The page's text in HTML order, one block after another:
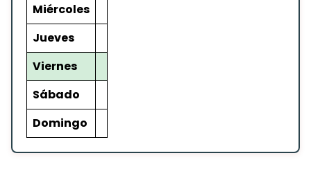
Miércoles
Jueves
Viernes
Sábado
Domingo